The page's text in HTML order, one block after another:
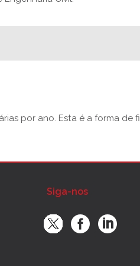
por ano. Esta é a forma de
Siga-nos